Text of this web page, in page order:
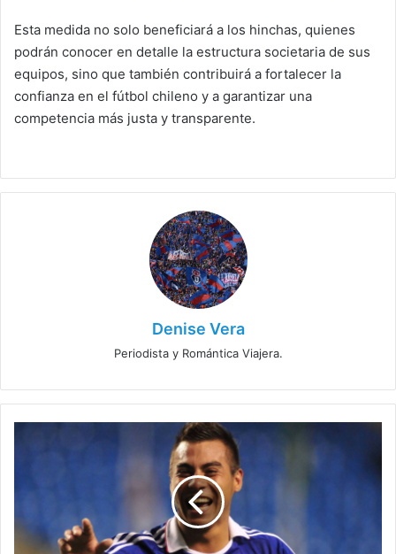
Esta medida no solo beneficiará a los hinchas, quienes
podrán conocer en detalle la estructura societaria de sus
equipos, sino que también contribuirá a fortalecer la
confianza en el fútbol chileno y a garantizar una
competencia más justa y transparente.
Denise Vera
Periodista y Romántica Viajera.
Eduardo
Vargas